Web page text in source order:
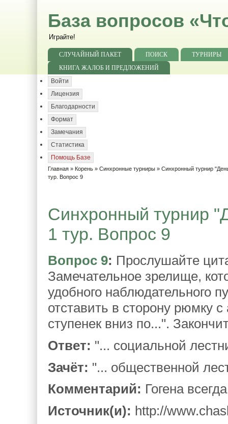
База вопросов
Играйте!
СЛУЧАЙНЫЙ ПАКЕТ ПОИСК
ТУРНИРЫ
КНИГА ЖАЛОБ И ПРЕДЛОЖЕНИЙ
Войти
Лицензия
Благодарности
Формат
Замечания
Статистика
Помощь Базе
Главная » Корень » Синхронные турниры » Синхронный турнир
тур. Вопрос 9
Синхронный турнир
1 тур. Вопрос 9
Вопрос 9: Прослушайте
Замечательное зрелище,
удобного наблюдательного
отставить в сторону рюмку
ступенек вниз по...".
Ответ: "... социальной
Зачёт: "... общественной
Комментарий: Гогена
Источник(и): http://